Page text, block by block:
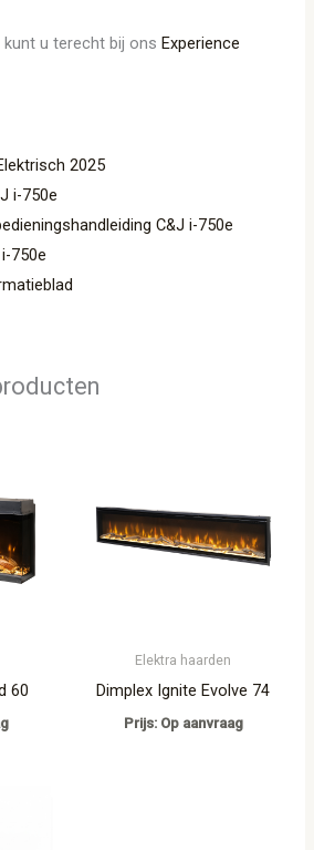
u terecht bij onsExperience
2025
i-750e
C&J i-750e
750e
60
Elektra haarden
Dimplex Ignite Evolve 74
Prijs: Op aanvraag